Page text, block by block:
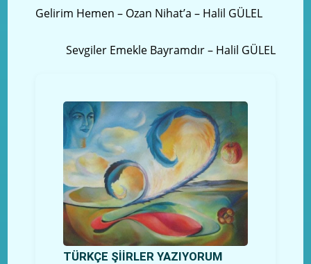
Gelirim Hemen – Ozan Nihat’a – Halil GÜLEL
Sevgiler Emekle Bayramdır – Halil GÜLEL
TÜRKÇE ŞİİRLER YAZIYORUM